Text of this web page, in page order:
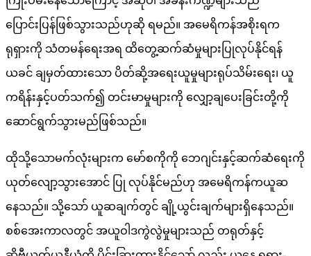
ပြောင်းပြန်ဖြစ်သွားသည်ဟုဆို ရမည်။ အမေရိကန်အစိုးရက
ရုရှားကို သံတမန်ရေးအရ ထိတွေ့ဆက်ဆံမှုများပြုလုပ်နိုင်ရန်
ယခင် ချမှတ်ထားသော ပိတ်ဆို့အရေးယူမှုများရုပ်သိမ်းရေး၊ ယူ
ကရိန်းနှင့်ပတ်သက်၍ တင်းမာမှုများကို လျှော့ချပေးခြင်းတို့ကို
ဆောင်ရွက်သွားမည်ဖြစ်သည်။
ထိုသို့သောမက်လုံးများက မော်စကိုကို ဘေဂျင်းနှင့်ဆက်ဆံရေးကို
ယုတ်လျော့သွားအောင် ပြု လုပ်နိုင်မည်ဟု အမေရိကန်ကယူဆ
နေသည်။ သို့သော် ယူဆချက်တွင် ချို့ယွင်းချက်များရှိနေသည်။
စစ်အေးကာလတွင် အယူဝါဒကွဲလွဲမှုများသည် တရုတ်နှင့်